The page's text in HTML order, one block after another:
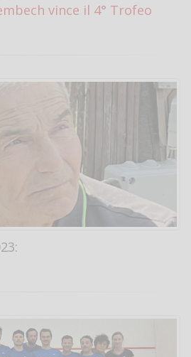
vince il 4° Trofeo